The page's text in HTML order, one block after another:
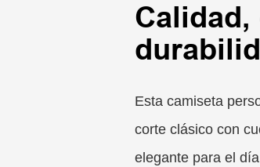
Esta camiseta
corte clásico con
elegante para el